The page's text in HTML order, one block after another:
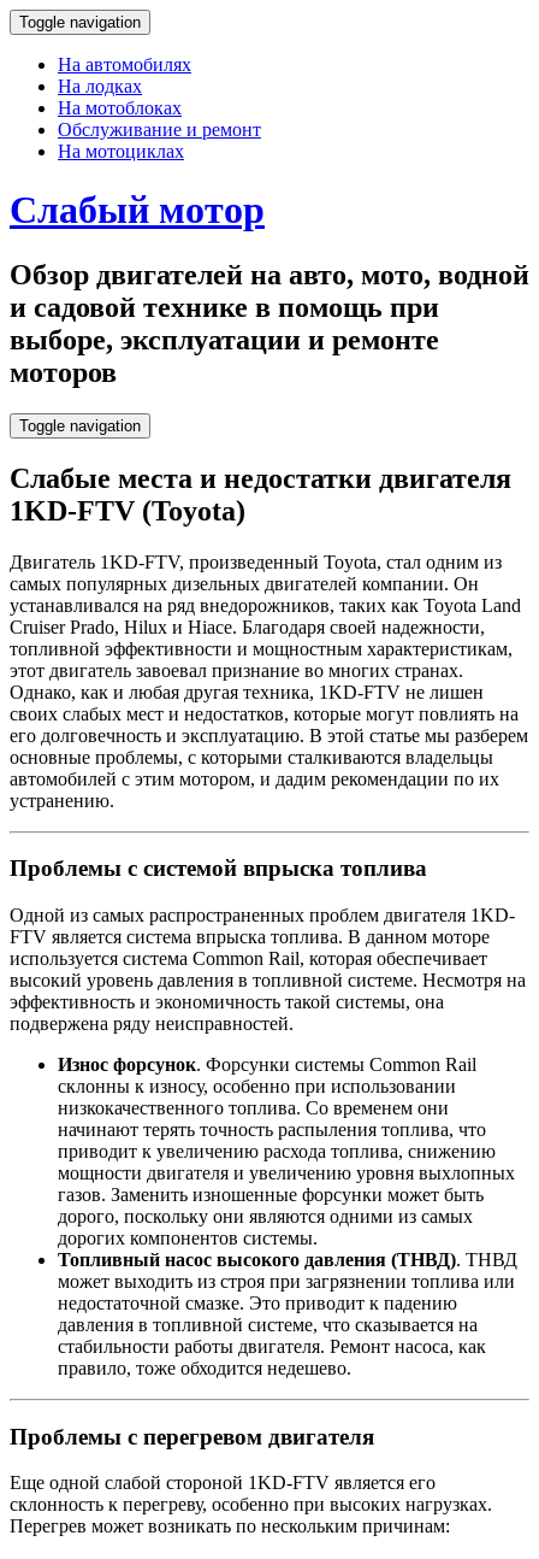
Toggle navigation
На автомобилях
На лодках
На мотоблоках
Обслуживание и ремонт
На мотоциклах
Слабый мотор
Обзор двигателей на авто, мото, водной
и садовой технике в помощь при
выборе, эксплуатации и ремонте
моторов
Toggle navigation
Слабые места и недостатки двигателя
1KD-FTV (Toyota)
Двигатель 1KD-FTV, произведенный Toyota, стал одним из
самых популярных дизельных двигателей компании. Он
устанавливался на ряд внедорожников, таких как Toyota Land
Cruiser Prado, Hilux и Hiace. Благодаря своей надежности,
топливной эффективности и мощностным характеристикам,
этот двигатель завоевал признание во многих странах.
Однако, как и любая другая техника, 1KD-FTV не лишен
своих слабых мест и недостатков, которые могут повлиять на
его долговечность и эксплуатацию. В этой статье мы разберем
основные проблемы, с которыми сталкиваются владельцы
автомобилей с этим мотором, и дадим рекомендации по их
устранению.
Проблемы с системой впрыска топлива
Одной из самых распространенных проблем двигателя 1KD-
FTV является система впрыска топлива. В данном моторе
используется система Common Rail, которая обеспечивает
высокий уровень давления в топливной системе. Несмотря на
эффективность и экономичность такой системы, она
подвержена ряду неисправностей.
Износ форсунок. Форсунки системы Common Rail
склонны к износу, особенно при использовании
низкокачественного топлива. Со временем они
начинают терять точность распыления топлива, что
приводит к увеличению расхода топлива, снижению
мощности двигателя и увеличению уровня выхлопных
газов. Заменить изношенные форсунки может быть
дорого, поскольку они являются одними из самых
дорогих компонентов системы.
Топливный насос высокого давления (ТНВД). ТНВД
может выходить из строя при загрязнении топлива или
недостаточной смазке. Это приводит к падению
давления в топливной системе, что сказывается на
стабильности работы двигателя. Ремонт насоса, как
правило, тоже обходится недешево.
Проблемы с перегревом двигателя
Еще одной слабой стороной 1KD-FTV является его
склонность к перегреву, особенно при высоких нагрузках.
Перегрев может возникать по нескольким причинам: